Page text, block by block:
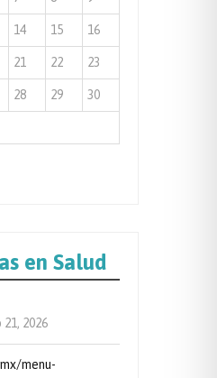
14 15 16
21 22 23
28 29 30
en Salud
2026
menu-